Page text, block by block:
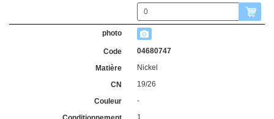
04680747
Nickel
19/26
-